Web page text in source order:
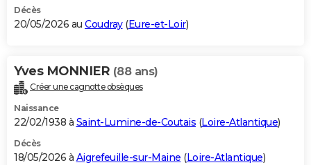
Décès
20/05/2026 au Coudray(Eure-et-Loir)
Yves MONNIER (88 ans)
Créer une cagnotte obsèques
Naissance
22/02/1938 à Saint-Lumine-de-Coutais (Loire-Atlantique)
Décès
18/05/2026 à Aigrefeuille-sur-Maine (Loire-Atlantique)